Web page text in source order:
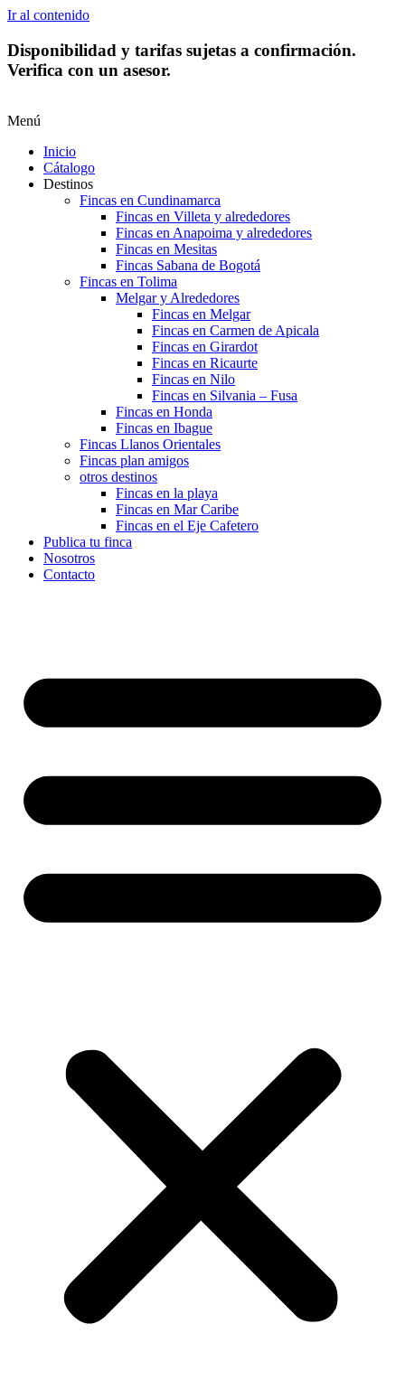
Ir al contenido
Disponibilidad y tarifas sujetas a confirmación.
Verifica con un asesor.
Menú
Inicio
Cátalogo
Destinos
Fincas en Cundinamarca
Fincas en Villeta y alrededores
Fincas en Anapoima y alrededores
Fincas en Mesitas
Fincas Sabana de Bogotá
Fincas en Tolima
Melgar y Alrededores
Fincas en Melgar
Fincas en Carmen de Apicala
Fincas en Girardot
Fincas en Ricaurte
Fincas en Nilo
Fincas en Silvania – Fusa
Fincas en Honda
Fincas en Ibague
Fincas Llanos Orientales
Fincas plan amigos
otros destinos
Fincas en la playa
Fincas en Mar Caribe
Fincas en el Eje Cafetero
Publica tu finca
Nosotros
Contacto